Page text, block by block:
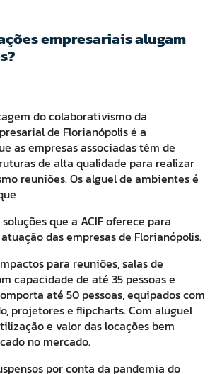
empresariais alugam
do colaborativismo da
de Florianópolis é a
as empresas associadas têm de
de alta qualidade para realizar
reuniões. Os alguel de ambientes é
que a ACIF oferece para
das empresas de Florianópolis.
para reuniões, salas de
capacidade de até 35 pessoas e
até 50 pessoas, equipados com
projetores e flipcharts. Com aluguel
e valor das locações bem
no mercado.
por conta da pandemia do